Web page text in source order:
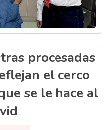
procesadas
el cerco
se le hace al